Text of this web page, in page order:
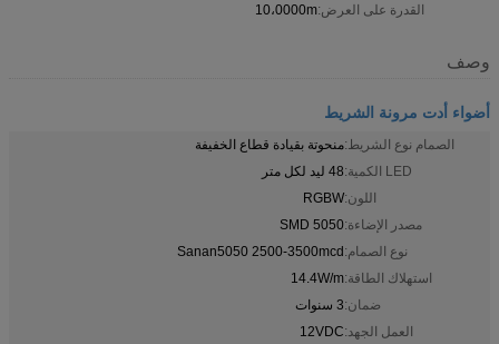
القدرة على العرض:10،0000m
وصف
أضواء أدت مرونة الشريط
الصمام نوع الشريط:منحوتة بقيادة قطاع الخفيفة
LED الكمية:
48 ليد لكل متر
اللون:RGBW
مصدر الإضاءة:SMD 5050
نوع الصمام:Sanan5050 2500-3500mcd
استهلاك الطاقة:14.4W/m
ضمان:3 سنوات
العمل الجهد:12VDC